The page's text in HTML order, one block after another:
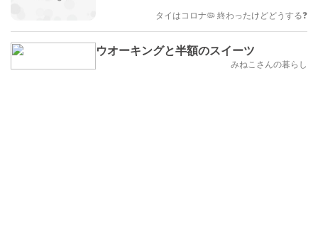
タイはコロナ🦠 終わったけどどうする❓
ウオーキングと半額のスイーツ
みねこさんの暮らし